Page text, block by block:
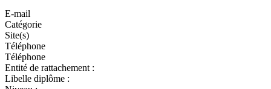
E-mail
Catégorie
Site(s)
Téléphone
Téléphone
Entité de rattachement :
Libelle diplôme :